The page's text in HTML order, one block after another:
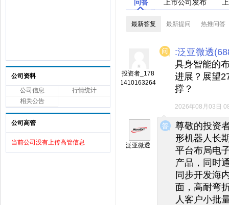
公司资料
公司信息
行情统计
相关公告
公司高管
当前公司没有上传高管信息
问答 上市公司发布
最新答复 最新提问 热推问答
投资者_178
1410163264
:泛亚微透
具身智能的
进展？展望
撑？
2026年08月03日
◆
◆
泛亚微透
尊敬的投资
形机器人长
平台布局电
产品，同时
同步开发海
面，高耐弯
人客户小批